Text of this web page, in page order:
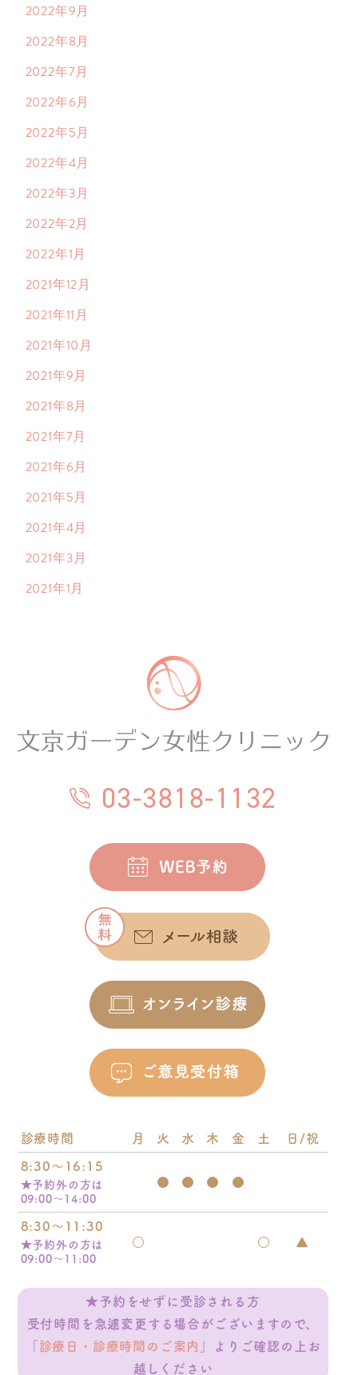
2022年9月
2022年8月
2022年7月
2022年6月
2022年5月
2022年4月
2022年3月
2022年2月
2022年1月
2021年12月
2021年11月
2021年10月
2021年9月
2021年8月
2021年7月
2021年6月
2021年5月
2021年4月
2021年3月
2021年1月
03-3818-1132
診療時間 月 火 水 木 金 土 日/祝
8:30～16:15
★予約外の方は
09:00～14:00
● ● ● ●
8:30～11:30
★予約外の方は
09:00～11:00
○ ○ ▲
★予約をせずに受診される方
受付時間を急遽変更する場合がございますので、
診療日・診療時間のご案内
」よりご確認の上お
越しください